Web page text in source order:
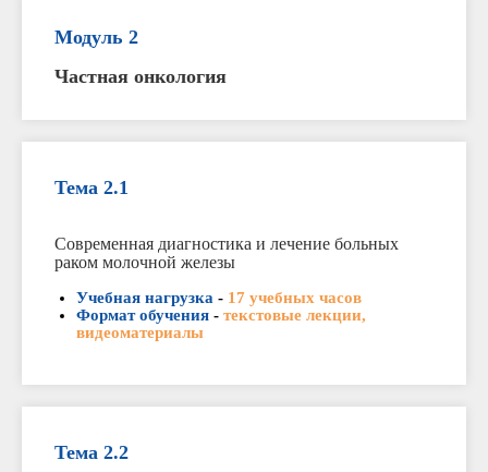
Модуль 2
Частная онкология
Тема 2.1
Современная диагностика и лечение больных
раком молочной железы
Учебная нагрузка - 17 учебных часов
Формат обучения - текстовые лекции,
видеоматериалы
Тема 2.2